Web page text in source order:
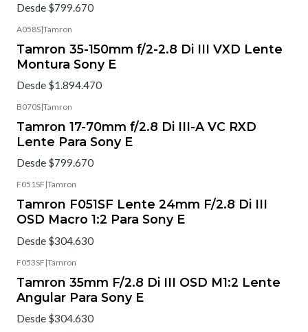
Desde $799.670
A058S|Tamron
Tamron 35-150mm f/2-2.8 Di III VXD Lente
Montura Sony E
Desde $1.894.470
B070S|Tamron
Tamron 17-70mm f/2.8 Di III-A VC RXD
Lente Para Sony E
Desde $799.670
F051SF |Tamron
Tamron F051SF Lente 24mm F/2.8 Di III
OSD Macro 1:2 Para Sony E
Desde $304.630
F053SF |Tamron
Tamron 35mm F/2.8 Di III OSD M1:2 Lente
Angular Para Sony E
Desde $304.630